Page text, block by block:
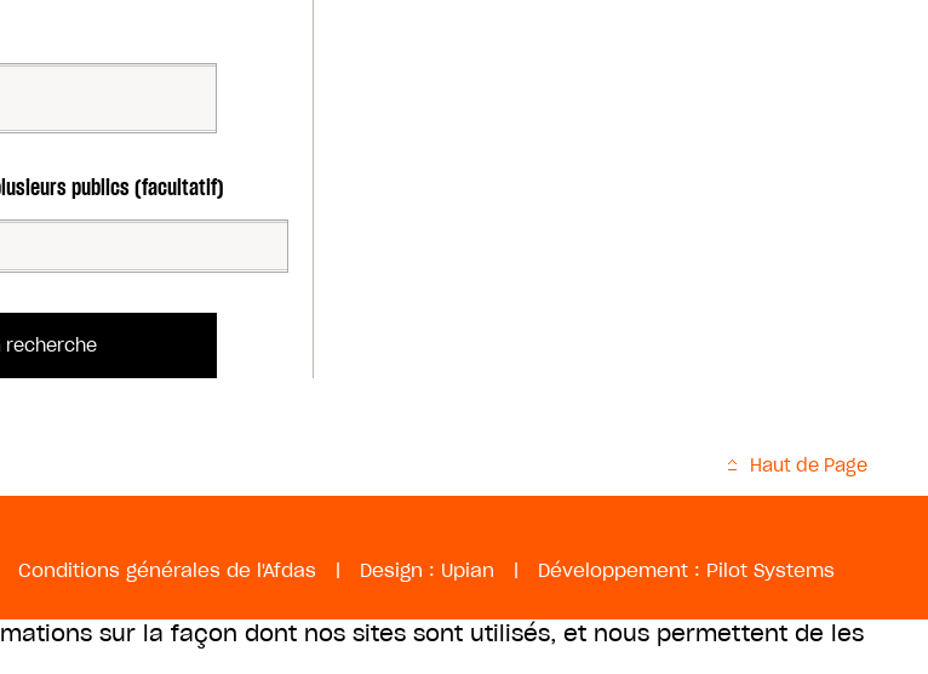
publics (facultatif)
Haut de Page
Conditions générales de l'Afdas | Design : Upian | Développement : Pilot Systems
sur la façon dont nos sites sont utilisés, et nous permettent de les